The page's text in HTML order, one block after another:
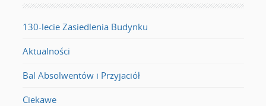
130-lecie Zasiedlenia Budynku
Aktualności
Bal Absolwentów i Przyjaciół
Ciekawe